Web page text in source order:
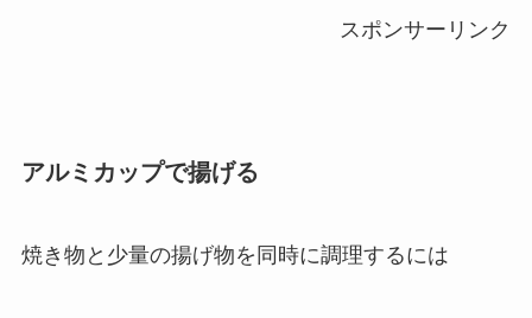
スポンサーリンク
アルミカップで揚げる
焼き物と少量の揚げ物を同時に調理するには